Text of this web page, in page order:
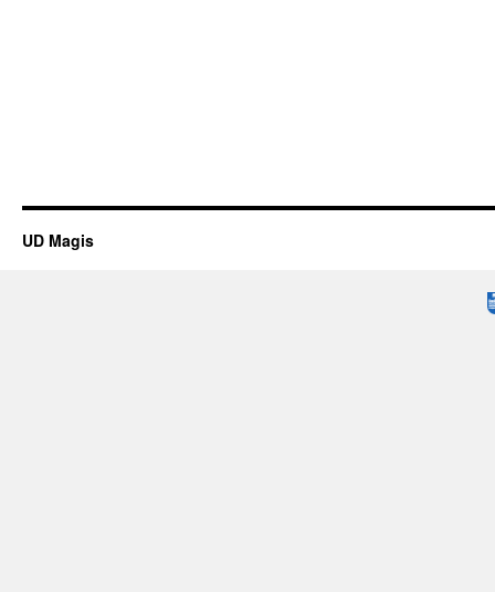
UD Magis